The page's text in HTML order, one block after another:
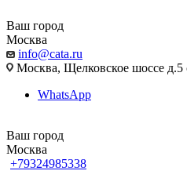
Ваш город
Москва
info@cata.ru
Москва, Щелковское шоссе д.5
WhatsApp
Ваш город
Москва
+79324985338